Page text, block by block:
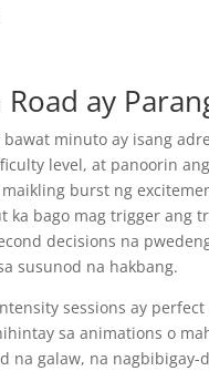
ay
minuto ay isang
level, at panoorin
burst ng
bago mag trigger ang
decisions na
susunod na hakbang.
sessions ay perfect
sa animations o
galaw, na nagbibigay-